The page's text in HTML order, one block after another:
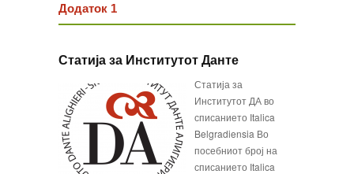
Додаток 1
Статија за Институтот Данте
Статија за
Институтот ДА во
списанието Italica
Belgradiensia Во
посебниот број на
списанието Italica